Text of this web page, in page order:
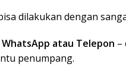
dilakukan dengan
WhatsApp atau Telepon –
penumpang.